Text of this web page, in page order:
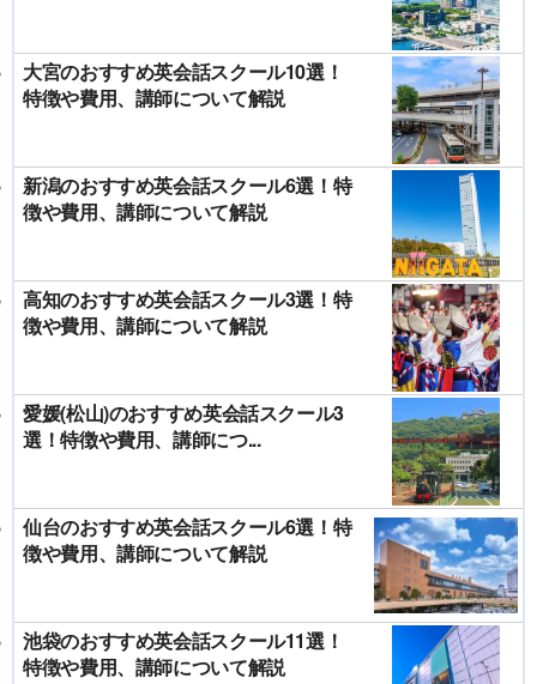
大宮のおすすめ英会話スクール10選！
特徴や費用、講師について解説
新潟のおすすめ英会話スクール6選！特
徴や費用、講師について解説
高知のおすすめ英会話スクール3選！特
徴や費用、講師について解説
愛媛(松山)のおすすめ英会話スクール3
選！特徴や費用、講師につ...
仙台のおすすめ英会話スクール6選！特
徴や費用、講師について解説
池袋のおすすめ英会話スクール11選！
特徴や費用、講師について解説